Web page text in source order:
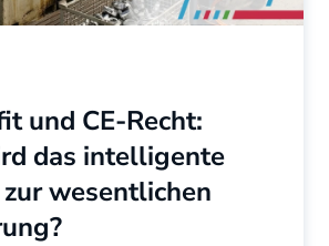
und CE-Recht:
das intelligente
wesentlichen